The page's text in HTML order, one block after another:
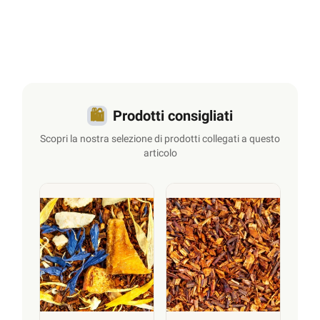
🛍️ Prodotti consigliati
Scopri la nostra selezione di prodotti collegati a questo
articolo